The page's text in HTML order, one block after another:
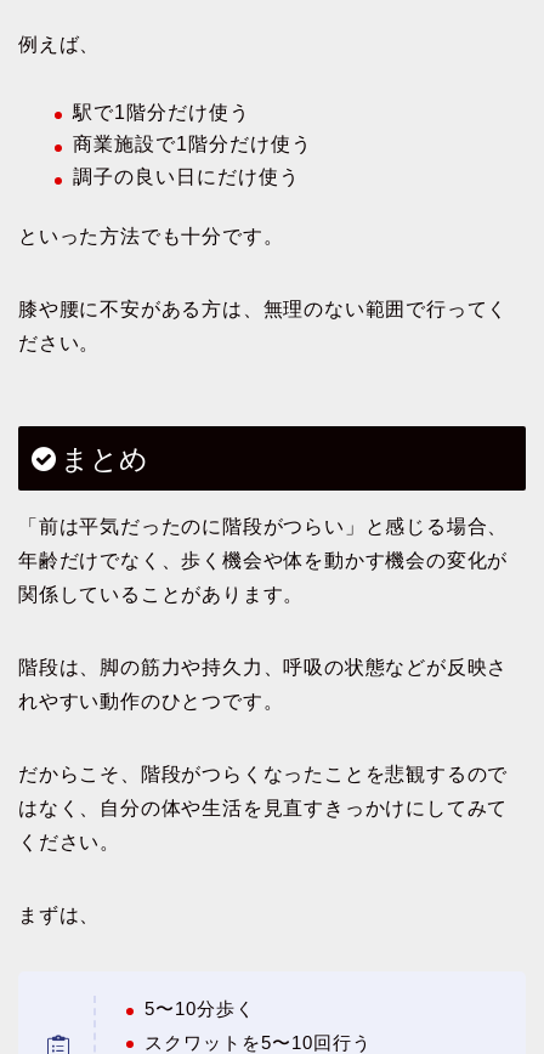
例えば、
駅で1階分だけ使う
商業施設で1階分だけ使う
調子の良い日にだけ使う
といった方法でも十分です。
膝や腰に不安がある方は、無理のない範囲で行ってく
ださい。
まとめ
「前は平気だったのに階段がつらい」と感じる場合、
年齢だけでなく、歩く機会や体を動かす機会の変化が
関係していることがあります。
階段は、脚の筋力や持久力、呼吸の状態などが反映さ
れやすい動作のひとつです。
だからこそ、階段がつらくなったことを悲観するので
はなく、自分の体や生活を見直すきっかけにしてみて
ください。
まずは、
5〜10分歩く
スクワットを5〜10回行う